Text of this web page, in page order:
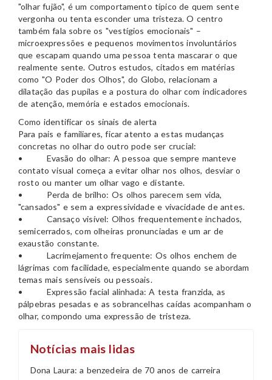
"olhar fujão", é um comportamento típico de quem sente
vergonha ou tenta esconder uma tristeza. O centro
também fala sobre os "vestígios emocionais" –
microexpressões e pequenos movimentos involuntários
que escapam quando uma pessoa tenta mascarar o que
realmente sente. Outros estudos, citados em matérias
como "O Poder dos Olhos", do Globo, relacionam a
dilatação das pupilas e a postura do olhar com indicadores
de atenção, memória e estados emocionais.
Como identificar os sinais de alerta
Para pais e familiares, ficar atento a estas mudanças
concretas no olhar do outro pode ser crucial:
• Evasão do olhar: A pessoa que sempre manteve
contato visual começa a evitar olhar nos olhos, desviar o
rosto ou manter um olhar vago e distante.
• Perda de brilho: Os olhos parecem sem vida,
"cansados" e sem a expressividade e vivacidade de antes.
• Cansaço visível: Olhos frequentemente inchados,
semicerrados, com olheiras pronunciadas e um ar de
exaustão constante.
• Lacrimejamento frequente: Os olhos enchem de
lágrimas com facilidade, especialmente quando se abordam
temas mais sensíveis ou pessoais.
• Expressão facial alinhada: A testa franzida, as
pálpebras pesadas e as sobrancelhas caídas acompanham o
olhar, compondo uma expressão de tristeza.
Notícias mais lidas
Dona Laura: a benzedeira de 70 anos de carreira